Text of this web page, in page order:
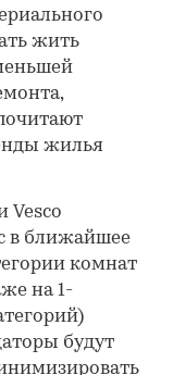
жить
жилья
Vesco
в ближайшее
комнат
на 1-
будут